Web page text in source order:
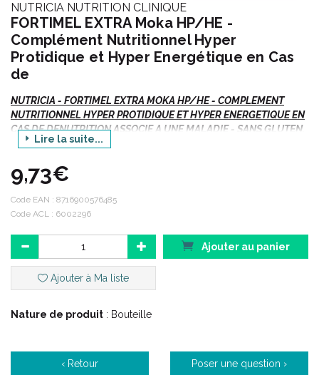
NUTRICIA NUTRITION CLINIQUE
FORTIMEL EXTRA Moka HP/HE -
Complément Nutritionnel Hyper
Protidique et Hyper Energétique en Cas
de
NUTRICIA - FORTIMEL EXTRA MOKA HP/HE - COMPLEMENT
NUTRITIONNEL HYPER PROTIDIQUE ET HYPER ENERGETIQUE EN
CAS DE DENUTRITION ASSOCIE A UNE MALADIE - SANS GLUTEN,
SANS FIBRES - STERILISE UHT - 4x Bouteille/200ml
Le plus grand choix d' arômes.
Indications :
Nutrition orale.
Besoins nutritionnels en cas de dénutrition associée à une
Adulte, enfant à partir de 3 ans.
Lire la suite...
9,73€
Code EAN : 8716900576485
Code ACL : 6002296
Ajouter au panier
Ajouter à Ma liste
Nature de produit : Bouteille
‹ Retour Poser une question ›